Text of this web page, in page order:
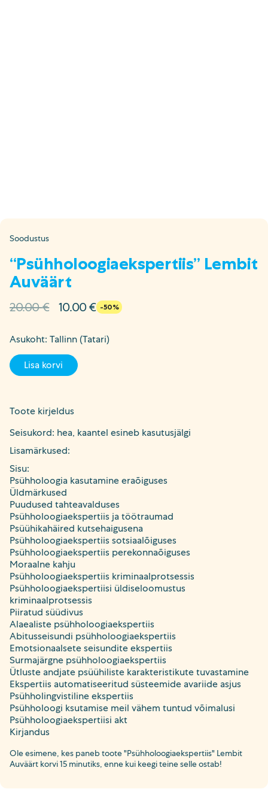
Soodustus
“Psühholoogiaekspertiis” Lembit
Auväärt
20.00€
Algne
oli:
10.00€Current
is:
-50%
Asukoht: Tallinn (Tatari)
Lisa korvi
Toote kirjeldus
Seisukord: hea, kaantel esineb kasutusjälgi
Lisamärkused:
Sisu:
Psühholoogia kasutamine eraõiguses
Üldmärkused
Puudused tahteavalduses
Psühholoogiaekspertiis ja töötraumad
Psüühikahäired kutsehaigusena
Psühholoogiaekspertiis sotsiaalõiguses
Psühholoogiaekspertiis perekonnaõiguses
Moraalne kahju
Psühholoogiaekspertiis kriminaalprotsessis
Psühholoogiaekspertiisi üldiseloomustus
kriminaalprotsessis
Piiratud süüdivus
Alaealiste psühholoogiaekspertiis
Abitusseisundi psühholoogiaekspertiis
Emotsionaalsete seisundite ekspertiis
Surmajärgne psühholoogiaekspertiis
Ütluste andjate psüühiliste karakteristikute tuvastamine
Ekspertiis automatiseeritud süsteemide avariide asjus
Psühholingvistiline ekspertiis
Psühholoogi ksutamise meil vähem tuntud võimalusi
Psühholoogiaekspertiisi akt
Kirjandus
Ole esimene, kes paneb toote "Psühholoogiaekspertiis" Lembit
Auväärt korvi 15 minutiks, enne kui keegi teine selle ostab!